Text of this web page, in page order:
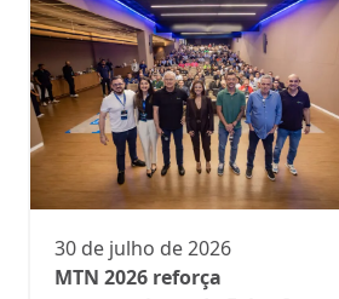
30 de julho de 2026
MTN 2026 reforça